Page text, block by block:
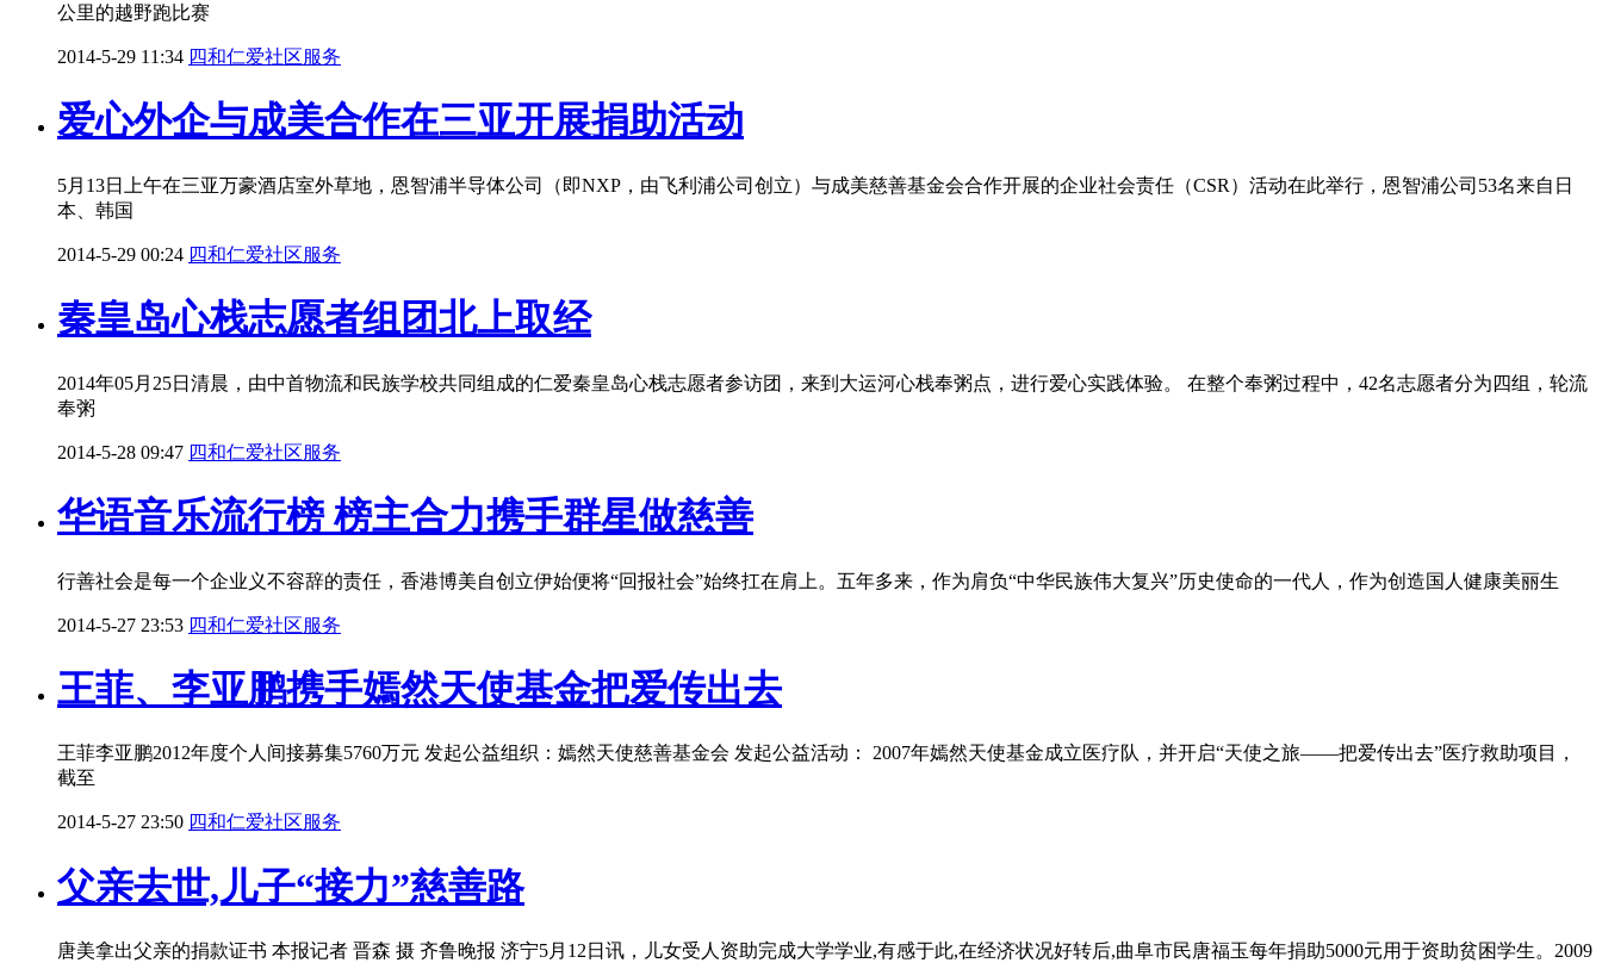
公里的越野跑比赛
2014-5-29 11:34 四和仁爱社区服务
爱心外企与成美合作在三亚开展捐助活动
5月13日上午在三亚万豪酒店室外草地，恩智浦半导体公司（即NXP，由飞利浦公司创立）与成美慈善基金会合作开展的企业社会责任（CSR）活动在此举行，恩智浦公司53名来自日
本、韩国
2014-5-29 00:24 四和仁爱社区服务
秦皇岛心栈志愿者组团北上取经
2014年05月25日清晨，由中首物流和民族学校共同组成的仁爱秦皇岛心栈志愿者参访团，来到大运河心栈奉粥点，进行爱心实践体验。 在整个奉粥过程中，42名志愿者分为四组，轮流
奉粥
2014-5-28 09:47 四和仁爱社区服务
华语音乐流行榜 榜主合力携手群星做慈善
行善社会是每一个企业义不容辞的责任，香港博美自创立伊始便将“回报社会”始终扛在肩上。五年多来，作为肩负“中华民族伟大复兴”历史使命的一代人，作为创造国人健康美丽生
2014-5-27 23:53 四和仁爱社区服务
王菲、李亚鹏携手嫣然天使基金把爱传出去
王菲李亚鹏2012年度个人间接募集5760万元 发起公益组织：嫣然天使慈善基金会 发起公益活动： 2007年嫣然天使基金成立医疗队，并开启“天使之旅——把爱传出去”医疗救助项目，
截至
2014-5-27 23:50 四和仁爱社区服务
父亲去世,儿子“接力”慈善路
唐美拿出父亲的捐款证书 本报记者 晋森 摄 齐鲁晚报 济宁5月12日讯，儿女受人资助完成大学学业,有感于此,在经济状况好转后,曲阜市民唐福玉每年捐助5000元用于资助贫困学生。2009